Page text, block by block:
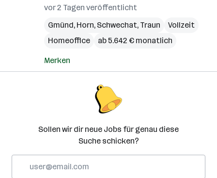
vor 2 Tagen veröffentlicht
Gmünd, Horn, Schwechat, Traun
Vollzeit
Homeoffice
ab 5.642 € monatlich
Merken
Sollen wir dir neue Jobs für genau diese
Suche schicken?